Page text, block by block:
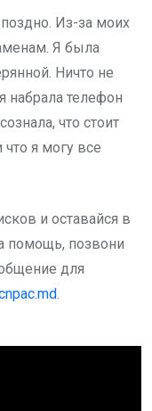
Из-за моих
Я была
Ничто не
набрала телефон
что стоит
я могу все
и оставайся в
помощь, позвони
для
.